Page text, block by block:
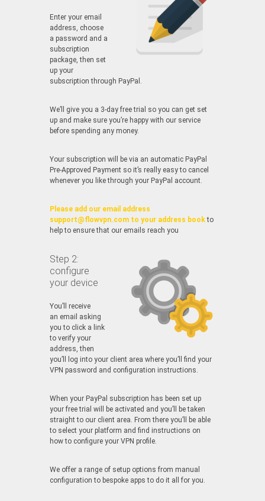
Enter your email
address, choose
a password and a
subscription
package, then set
up your
subscription through PayPal.
We’ll give you a 3-day free trial so you can get set
up and make sure you’re happy with our service
before spending any money.
Your subscription will be via an automatic PayPal
Pre-Approved Payment so it’s really easy to cancel
whenever you like through your PayPal account.
Please add our email address
support@flowvpn.com to your address bookto
help to ensure that our emails reach you
Step 2:
configure
your device
You’ll receive
an email asking
you to click a link
to verify your
address, then
you’ll log into your client area where you’ll find your
VPN password and configuration instructions.
When your PayPal subscription has been set up
your free trial will be activated and you’ll be taken
straight to our client area. From there you’ll be able
to select your platform and find instructions on
how to configure your VPN profile.
We offer a range of setup options from manual
configuration to bespoke apps to do it all for you.